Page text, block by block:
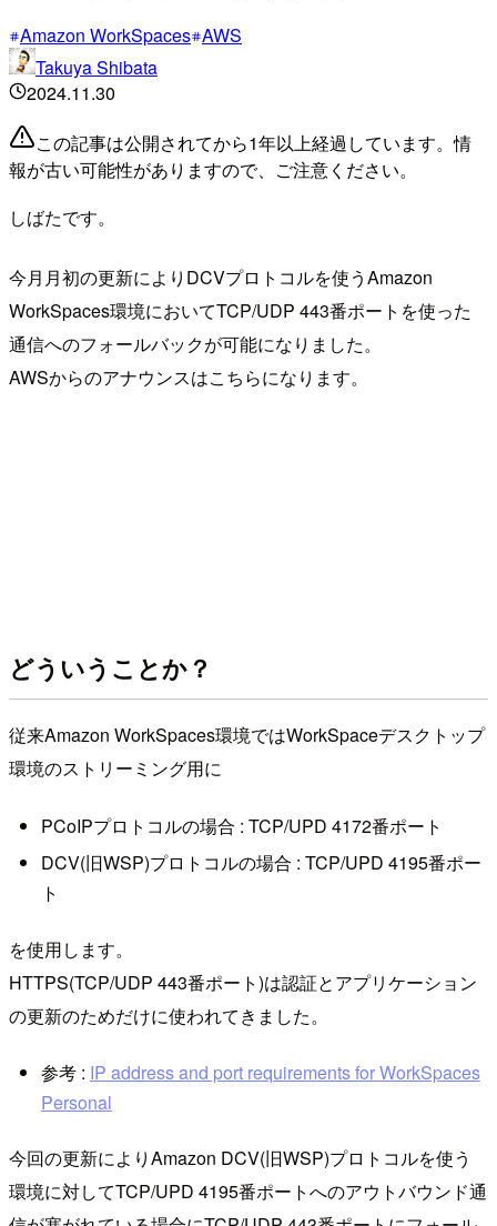
Amazon WorkSpaces AWS
Takuya Shibata
2024.11.30
この記事は公開されてから1年以上経過しています。情
報が古い可能性がありますので、ご注意ください。
しばたです。
今月月初の更新によりDCVプロトコルを使うAmazon
WorkSpaces環境においてTCP/UDP 443番ポートを使った
通信へのフォールバックが可能になりました。
AWSからのアナウンスはこちらになります。
どういうことか？
従来Amazon WorkSpaces環境ではWorkSpaceデスクトップ
環境のストリーミング用に
PCoIPプロトコルの場合 : TCP/UPD 4172番ポート
DCV(旧WSP)プロトコルの場合 : TCP/UPD 4195番ポー
ト
を使用します。
HTTPS(TCP/UDP 443番ポート)は認証とアプリケーション
の更新のためだけに使われてきました。
参考 : IP address and port requirements for WorkSpaces
Personal
今回の更新によりAmazon DCV(旧WSP)プロトコルを使う
環境に対してTCP/UPD 4195番ポートへのアウトバウンド通